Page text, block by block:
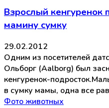
Взрослый кенгуренок
мамину сумку
29.02.2012
Одним из посетителей
Ольборг (Aalborg) был
кенгуренок-
в сумку мамы, одна все
Фото животных